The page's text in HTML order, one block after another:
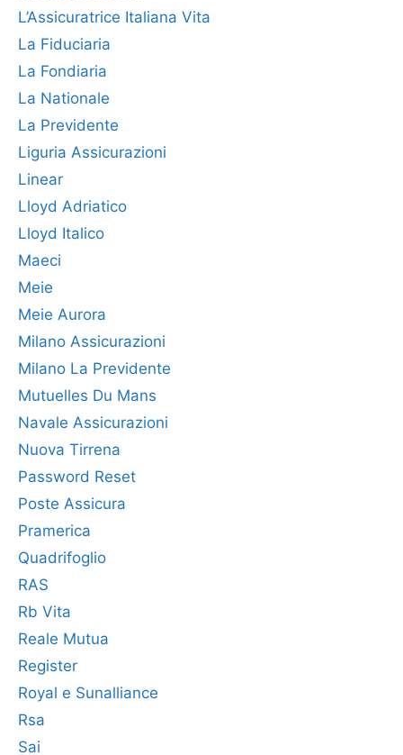
L’Assicuratrice Italiana Vita
La Fiduciaria
La Fondiaria
La Nationale
La Previdente
Liguria Assicurazioni
Linear
Lloyd Adriatico
Lloyd Italico
Maeci
Meie
Meie Aurora
Milano Assicurazioni
Milano La Previdente
Mutuelles Du Mans
Navale Assicurazioni
Nuova Tirrena
Password Reset
Poste Assicura
Pramerica
Quadrifoglio
RAS
Rb Vita
Reale Mutua
Register
Royal e Sunalliance
Rsa
Sai